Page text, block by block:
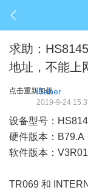
求助：
地址，不能上
点击重新加载
iSaber
2019-9-24
设备型号：
硬件版本：B79.A
软件版本：
TR069 和